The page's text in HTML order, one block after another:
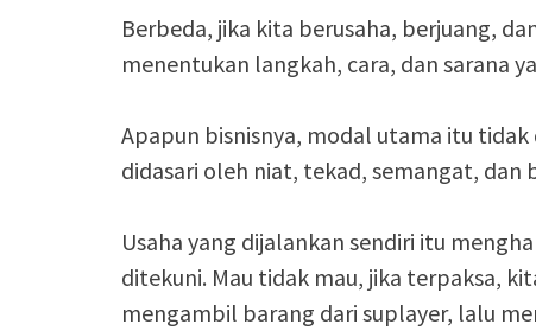
Berbeda, jika kita berusaha, berjuang,
menentukan langkah, cara, dan sarana
Apapun bisnisnya, modal utama itu
didasari oleh niat, tekad, semangat,
Usaha yang dijalankan sendiri itu
ditekuni. Mau tidak mau, jika terpaksa,
mengambil barang dari suplayer, lalu